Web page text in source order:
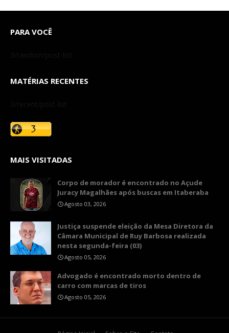
PARA VOCÊ
3/random/post-list
MATÉRIAS RECENTES
3/recent/post-list
MAIS VISITADAS
Corpo de morador é encontrado no Açude
Juracy Magalhães após buscas em Itaberaba
Agosto 03, 2026
​Justiça suspende eleição da Mesa Diretora da
Câmara Municipal de Ruy Barbosa realizada
nesta segunda-feira (03)
Agosto 05, 2026
Advogado é encontrado morto dentro de
carro com marcas de tiros
Agosto 05, 2026